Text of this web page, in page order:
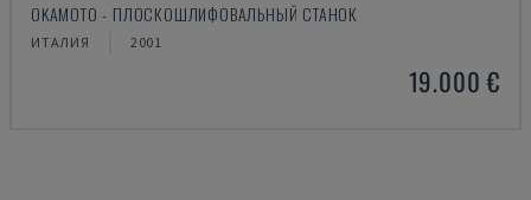
OKAMOTO - ПЛОСКОШЛИФОВАЛЬНЫЙ СТАНОК
ИТАЛИЯ 2001
19.000 €